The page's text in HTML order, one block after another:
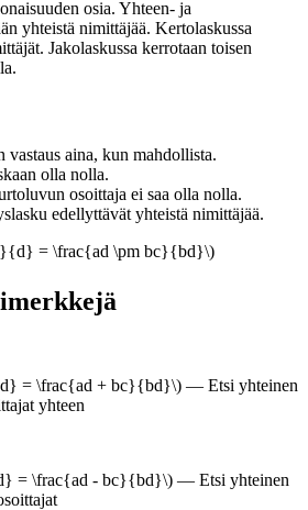
osia. Yhteen- ja
yhteistä nimittäjää. Kertolaskussa
Jakolaskussa kerrotaan toisen
vastaus aina, kun mahdollista.
olla nolla.
osoittaja ei saa olla nolla.
edellyttävät yhteistä nimittäjää.
= \frac{ad \pm bc}{bd}\)
= \frac{ad + bc}{bd}\) — Etsi yhteinen
yhteen
= \frac{ad - bc}{bd}\) — Etsi yhteinen